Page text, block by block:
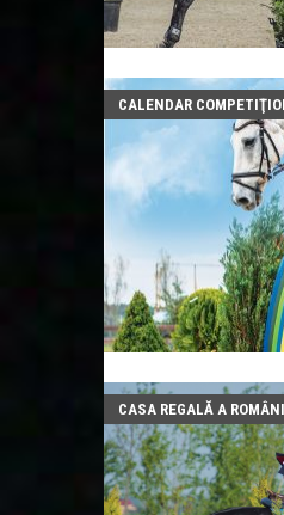
CALENDAR
CASA REGALĂ A